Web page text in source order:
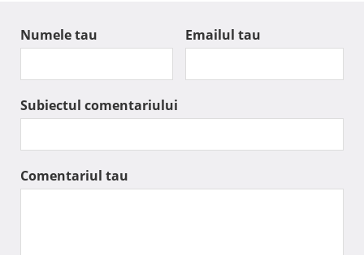
Numele tau Emailul tau
Subiectul comentariului
Comentariul tau